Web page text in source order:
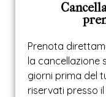
Prenota
la cancellazione
giorni prima del
riservati presso